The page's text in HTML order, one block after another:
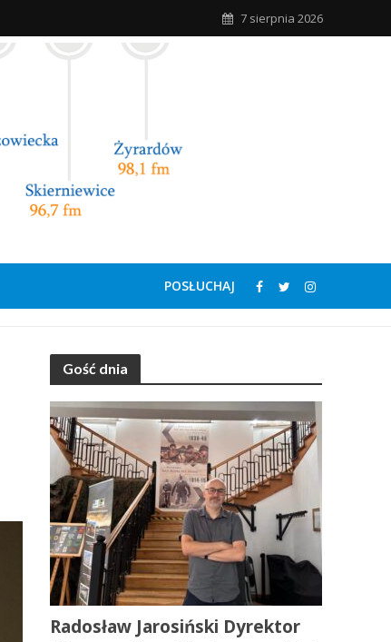
7 sierpnia 2026
POSŁUCHAJ
Gość dnia
Radosław Jarosiński Dyrektor